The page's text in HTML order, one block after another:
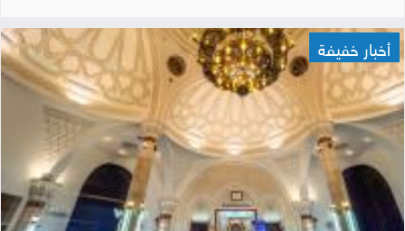
أخبار خفيفة